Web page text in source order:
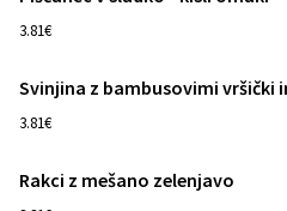
3.81€
Svinjina z bambusovimi vršički
3.81€
Rakci z mešano zelenjavo